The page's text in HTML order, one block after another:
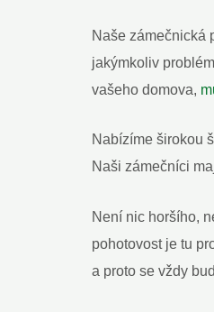
Naše zámečnická
jakýmkoliv
vašeho domova,
Nabízíme širokou
Naši zámečníci
Není nic horšího,
pohotovost je tu
a proto se vždy